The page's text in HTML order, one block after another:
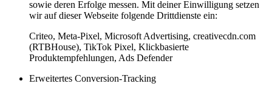
sowie deren Erfolge messen. Mit deiner Einwilligung setzen
wir auf dieser Webseite folgende Drittdienste ein:
Criteo, Meta-Pixel, Microsoft Advertising, creativecdn.com
(RTBHouse), TikTok Pixel, Klickbasierte
Produktempfehlungen, Ads Defender
Erweitertes Conversion-Tracking